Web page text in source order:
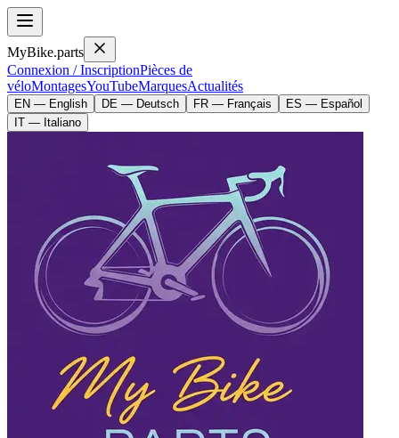
MyBike.parts
Connexion / InscriptionPièces de
véloMontagesYouTubeMarquesActualités
EN — English DE — Deutsch FR — Français
ES — Español
IT — Italiano